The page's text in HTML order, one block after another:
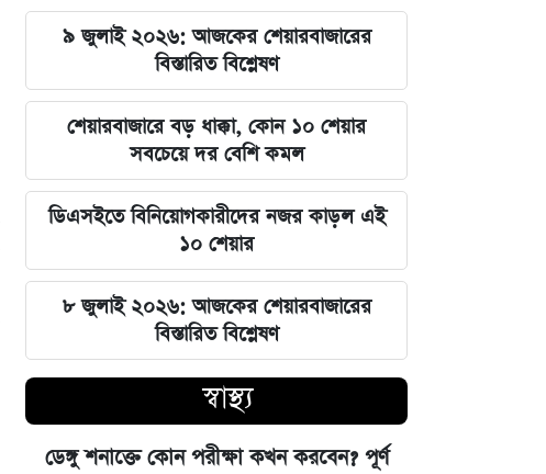
সংস্থাগুলোর মতামত
সেপ্টেম্বরের মেগা টুর্নামেন্টে বড় চমক:
কাকে উড়িয়ে আনা হচ্ছে ঢাকায়?
ভারতের পূর্ব সীমান্তে ২৫০টি চিনা
হাউইটজার মোতায়েন করল পাকিস্তান
নবম পে-স্কেল বাস্তবায়নে দেরি হওয়ার
নেপথ্যে যেসব মূল কারণ!
তেলের দাম কমায় বিশ্ববাজারে লাফিয়ে
বাড়ল স্বর্ণের দর
ওয়াশিংটনের সঙ্গে আলোচনার গুজব উড়িয়ে
দিল তেহরান: নেপথ্যে কী কারণ?
৯ জুলাই ২০২৬: আজকের শেয়ারবাজারের
বিস্তারিত বিশ্লেষণ
শেয়ারবাজারে বড় ধাক্কা, কোন ১০ শেয়ার
সবচেয়ে দর বেশি কমল
ডিএসইতে বিনিয়োগকারীদের নজর কাড়ল এই
১০ শেয়ার
৮ জুলাই ২০২৬: আজকের শেয়ারবাজারের
বিস্তারিত বিশ্লেষণ
স্বাস্থ্য
ডেঙ্গু শনাক্তে কোন পরীক্ষা কখন করবেন? পূর্ণ